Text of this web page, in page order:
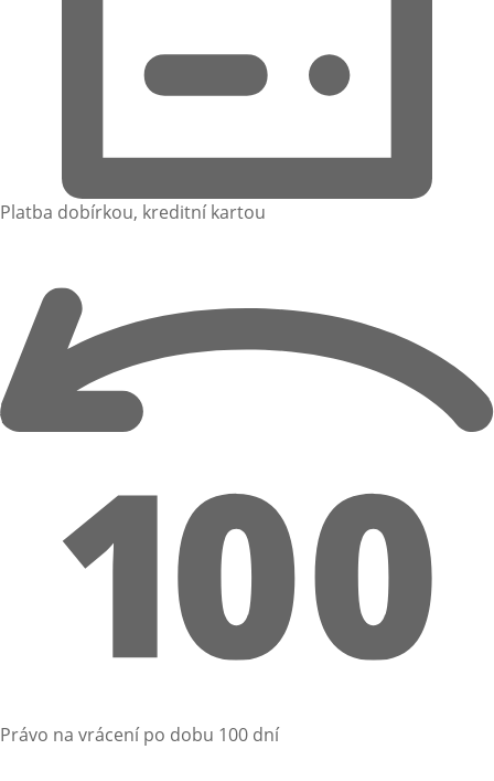
Platba dobírkou, kreditní kartou
Právo na vrácení po dobu 100 dní